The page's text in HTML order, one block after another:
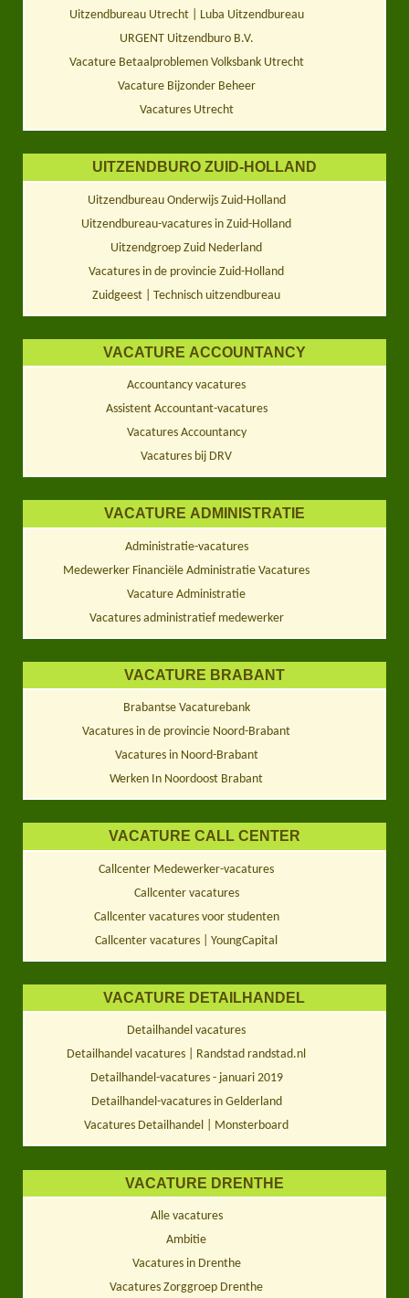
Uitzendbureau Utrecht | Luba Uitzendbureau
URGENT Uitzendburo B.V.
Vacature Betaalproblemen Volksbank Utrecht
Vacature Bijzonder Beheer
Vacatures Utrecht
UITZENDBURO ZUID-HOLLAND
Uitzendbureau Onderwijs Zuid-Holland
Uitzendbureau-vacatures in Zuid-Holland
Uitzendgroep Zuid Nederland
Vacatures in de provincie Zuid-Holland
Zuidgeest | Technisch uitzendbureau
VACATURE ACCOUNTANCY
Accountancy vacatures
Assistent Accountant-vacatures
Vacatures Accountancy
Vacatures bij DRV
VACATURE ADMINISTRATIE
Administratie-vacatures
Medewerker Financiële Administratie Vacatures
Vacature Administratie
Vacatures administratief medewerker
VACATURE BRABANT
Brabantse Vacaturebank
Vacatures in de provincie Noord-Brabant
Vacatures in Noord-Brabant
Werken In Noordoost Brabant
VACATURE CALL CENTER
Callcenter Medewerker-vacatures
Callcenter vacatures
Callcenter vacatures voor studenten
Callcenter vacatures | YoungCapital
VACATURE DETAILHANDEL
Detailhandel vacatures
Detailhandel vacatures | Randstad randstad.nl
Detailhandel-vacatures - januari 2019
Detailhandel-vacatures in Gelderland
Vacatures Detailhandel | Monsterboard
VACATURE DRENTHE
Alle vacatures
Ambitie
Vacatures in Drenthe
Vacatures Zorggroep Drenthe